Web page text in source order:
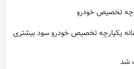
تخصیص خودرو
یکپارچه تخصیص خودرو سود بیشتری
شد